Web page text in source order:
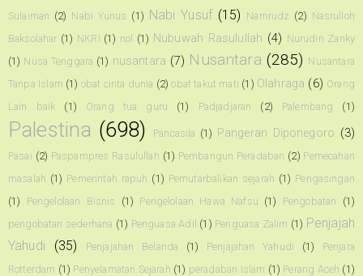
Sulaiman (2) Nabi Yunus (1) Nabi Yusuf (15) Namrudz (2) Nasrulloh
Baksolahar (1) NKRI (1) nol (1) Nubuwah Rasulullah (4) Nurudin Zanky
(1) Nusa Tenggara (1) nusantara (7) Nusantara (285) Nusantara
Tanpa Islam (1) obat cinta dunia (2) obat takut mati (1) Olahraga (6) Orang
Lain baik
(1) Orang tua guru (1) Padjadjaran (2) Palembang (1)
Palestina (698) Pancasila (1) Pangeran Diponegoro (3)
Pasai (2) Paspampres Rasulullah (1) Pembangun Peradaban (2) Pemecahan
masalah (1) Pemerintah rapuh (1) Pemutarbalikan sejarah (1) Pengasingan
(1)
Pengelolaan Bisnis (1) Pengelolaan Hawa Nafsu (1) Pengobatan
(1)
pengobatan sederhana (1) Penguasa Adil (1) Penguasa Zalim (1) Penjajah
Yahudi
(35) Penjajahan Belanda (1) Penjajahan Yahudi (1)
Penjara
Rotterdam (1) Penyelamatan Sejarah (1) peradaban Islam (1) Perang Aceh (1)